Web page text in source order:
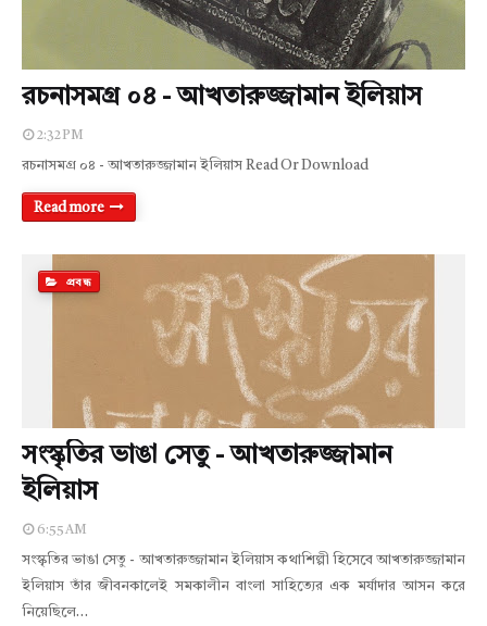
রচনাসমগ্র ০৪ - আখতারুজ্জামান ইলিয়াস
2:32 PM
রচনাসমগ্র ০৪ - আখতারুজ্জামান ইলিয়াস Read Or Download
Read more
প্রবন্ধ
সংস্কৃতির ভাঙা সেতু - আখতারুজ্জামান
ইলিয়াস
6:55 AM
সংস্কৃতির ভাঙা সেতু - আখতারুজ্জামান ইলিয়াস কথাশিল্পী হিসেবে আখতারুজ্জামান
ইলিয়াস তাঁর জীবনকালেই সমকালীন বাংলা সাহিত্যের এক মর্যাদার আসন করে
নিয়েছিলে…